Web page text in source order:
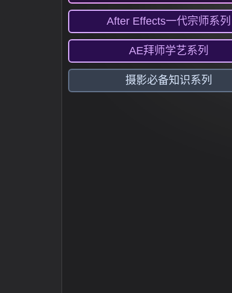
After Effects一代宗师系列
AE拜师学艺系列
摄影必备知识系列